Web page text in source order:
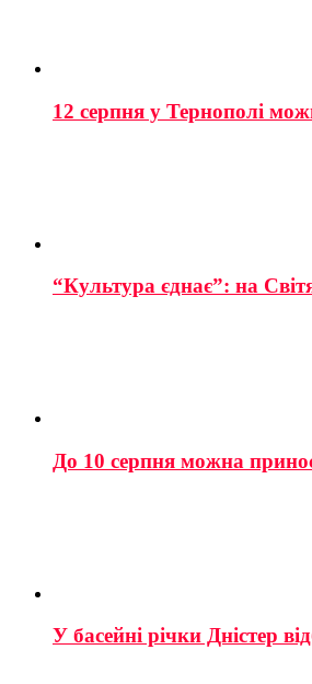
12 серпня у Тернополі
“Культура єднає”: на
До 10 серпня можна
У басейні річки Дністер